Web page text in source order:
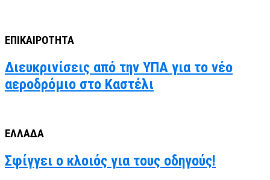
ΕΠΙΚΑΙΡΟΤΗΤΑ
Διευκρινίσεις από την ΥΠΑ για το νέο
αεροδρόμιο στο Καστέλι
ΕΛΛΑΔΑ
Σφίγγει ο κλοιός για τους οδηγούς!